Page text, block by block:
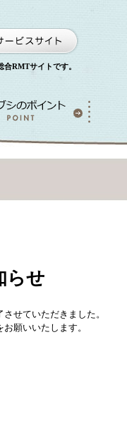
RMTサイトです。
らせ
せていただきました。
願いいたします。